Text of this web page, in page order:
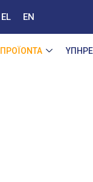
EL EN
ΠΡΟΪΟΝΤΑ